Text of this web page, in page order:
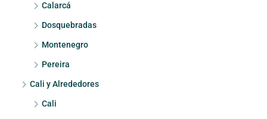
Calarcá
Dosquebradas
Montenegro
Pereira
Cali y Alrededores
Cali